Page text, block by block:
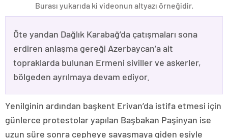
Burası yukarıda ki videonun altyazı örneğidir.
Öte yandan Dağlık Karabağ’da çatışmaları sona
erdiren anlaşma gereği Azerbaycan’a ait
topraklarda bulunan Ermeni siviller ve askerler,
bölgeden ayrılmaya devam ediyor.
Yenilginin ardından başkent Erivan’da istifa etmesi için
günlerce protestolar yapılan Başbakan Paşinyan ise
uzun süre sonra cepheye savaşmaya giden eşiyle